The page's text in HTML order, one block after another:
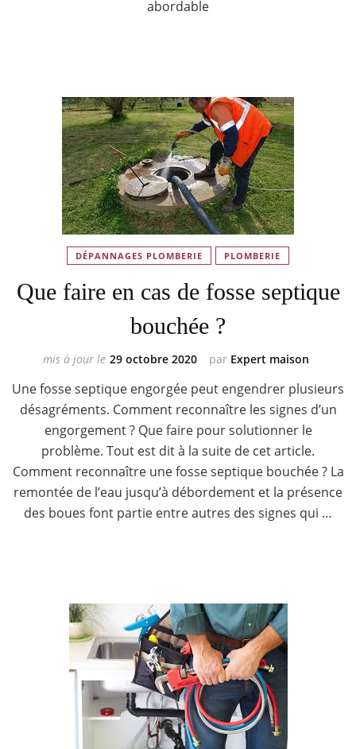
abordable
DÉPANNAGES PLOMBERIE PLOMBERIE
Que faire en cas de fosse septique
bouchée ?
par Expert maison
mis à jour le 29 octobre 2020
Une fosse septique engorgée peut engendrer plusieurs
désagréments. Comment reconnaître les signes d’un
engorgement ? Que faire pour solutionner le
problème. Tout est dit à la suite de cet article.
Comment reconnaître une fosse septique bouchée ? La
remontée de l’eau jusqu’à débordement et la présence
des boues font partie entre autres des signes qui …